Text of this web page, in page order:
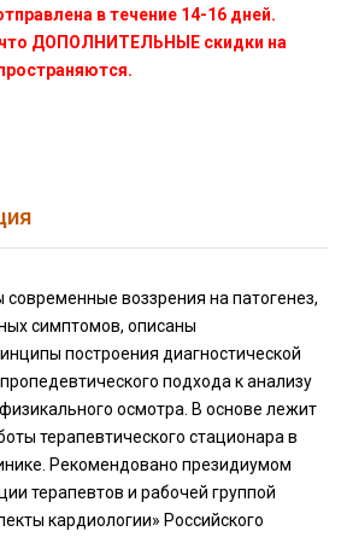
в течение 14-16 дней.
что ДОПОЛНИТЕЛЬНЫЕ скидки на
современные воззрения на патогенез,
симптомов, описаны
построения диагностической
подхода к анализу
осмотра. В основе лежит
терапевтического стационара в
Рекомендовано президиумом
терапевтов и рабочей группой
кардиологии» Российского